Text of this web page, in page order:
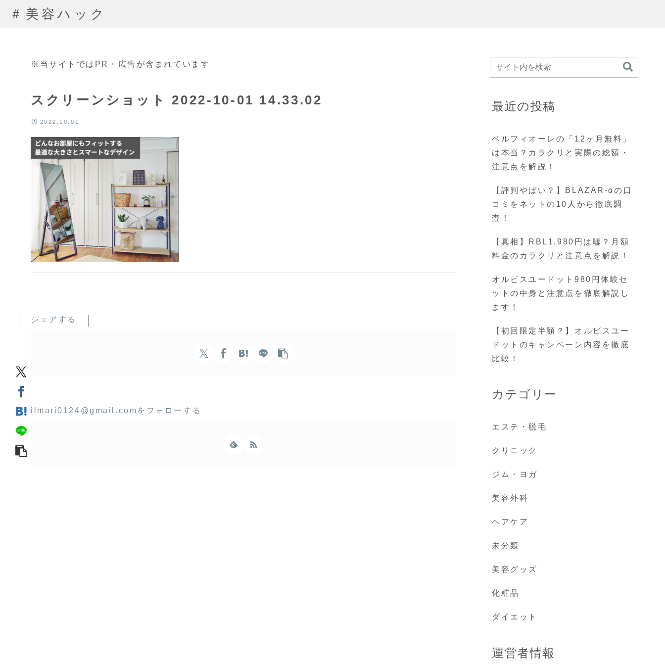
＃美容ハック
※当サイトではPR・広告が含まれています
スクリーンショット 2022-10-01 14.33.02
2022.10.01
シェアする
ilmari0124@gmail.comをフォローする
最近の投稿
ベルフィオーレの「12ヶ月無料」
は本当？カラクリと実際の総額・
注意点を解説！
【評判やばい？】BLAZAR-αの口
コミをネットの10人から徹底調
査！
【真相】RBL1,980円は嘘？月額
料金のカラクリと注意点を解説！
オルビスユードット980円体験セ
ットの中身と注意点を徹底解説し
ます！
【初回限定半額？】オルビスユー
ドットのキャンペーン内容を徹底
比較！
カテゴリー
エステ・脱毛
クリニック
ジム・ヨガ
美容外科
ヘアケア
未分類
美容グッズ
化粧品
ダイエット
運営者情報